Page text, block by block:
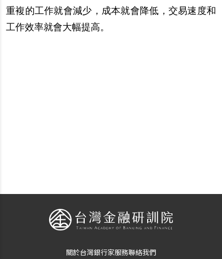
重複的工作就會減少，成本就會降低，交易速度和
工作效率就會大幅提高。
關於台灣銀行家服務聯絡我們